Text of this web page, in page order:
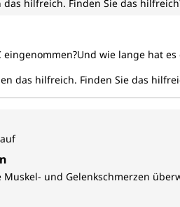
das hilfreich. Finden Sie das
eingenommen?Und wie lange hat
das hilfreich. Finden Sie das
von 5 von 5 Sternen
und Gelenkschmerzen